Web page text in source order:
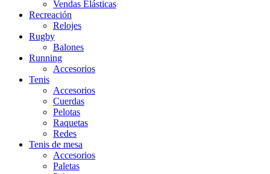
Vendas Elásticas
Recreación
Relojes
Rugby
Balones
Running
Accesorios
Tenis
Accesorios
Cuerdas
Pelotas
Raquetas
Redes
Tenis de mesa
Accesorios
Paletas